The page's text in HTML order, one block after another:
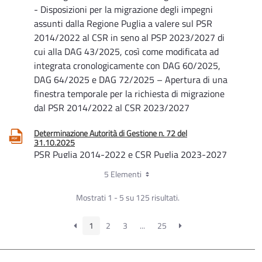
- Disposizioni per la migrazione degli impegni
assunti dalla Regione Puglia a valere sul PSR
2014/2022 al CSR in seno al PSP 2023/2027 di
cui alla DAG 43/2025, così come modificata ad
integrata cronologicamente con DAG 60/2025,
DAG 64/2025 e DAG 72/2025 – Apertura di una
finestra temporale per la richiesta di migrazione
dal PSR 2014/2022 al CSR 2023/2027
Determinazione Autorità di Gestione n. 72 del
31.10.2025
PSR Puglia 2014-2022 e CSR Puglia 2023-2027
- Disposizioni in merito alla migrazione degli
PSR 2014/2022 al CSR in seno al PSP
integrata con DAdG 64/2025 – Differimento
5 Elementi
Mostrati 1 - 5 su 125 risultati.
1 2 3 ... 25